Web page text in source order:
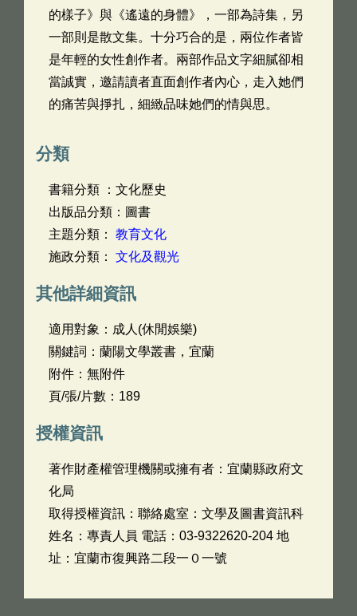
的樣子》與《遙遠的身體》，一部為詩集，另
一部則是散文集。十分巧合的是，兩位作者皆
是年輕的女性創作者。兩部作品文字細膩卻相
當誠實，邀請讀者直面創作者內心，走入她們
的痛苦與掙扎，細緻品味她們的情與思。
分類
書籍分類 ：文化歷史
出版品分類：圖書
主題分類： 教育文化
施政分類： 文化及觀光
其他詳細資訊
適用對象：成人(休閒娛樂)
關鍵詞：蘭陽文學叢書，宜蘭
附件：無附件
頁/張/片數：189
授權資訊
著作財產權管理機關或擁有者：宜蘭縣政府文
化局
取得授權資訊：聯絡處室：文學及圖書資訊科
姓名：專責人員 電話：03-9322620-204 地
址：宜蘭市復興路二段一０一號